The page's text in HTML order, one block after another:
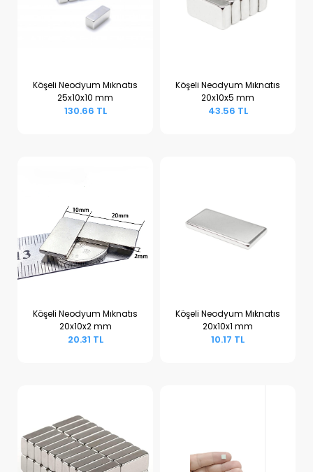
Sepete Ekle
Köşeli Neodyum Mıknatıs
25x10x10 mm
130.66 TL
Sepete Ekle
Köşeli Neodyum Mıknatıs
20x10x5 mm
43.56 TL
Sepete Ekle
Köşeli Neodyum Mıknatıs
20x10x2 mm
20.31 TL
Sepete Ekle
Köşeli Neodyum Mıknatıs
20x10x1 mm
10.17 TL